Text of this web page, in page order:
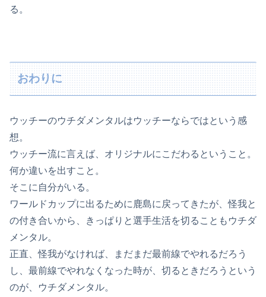
る。
おわりに
ウッチーのウチダメンタルはウッチーならではという感
想。
ウッチー流に言えば、オリジナルにこだわるということ。
何か違いを出すこと。
そこに自分がいる。
ワールドカップに出るために鹿島に戻ってきたが、怪我と
の付き合いから、きっぱりと選手生活を切ることもウチダ
メンタル。
正直、怪我がなければ、まだまだ最前線でやれるだろう
し、最前線でやれなくなった時が、切るときだろうという
のが、ウチダメンタル。